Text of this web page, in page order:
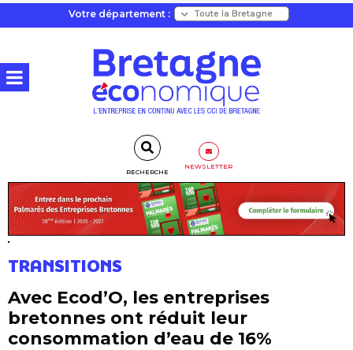
Votre département :
RECHERCHE
NEWSLETTER
TRANSITIONS
Avec Ecod’O, les entreprises
bretonnes ont réduit leur
consommation d’eau de 16%